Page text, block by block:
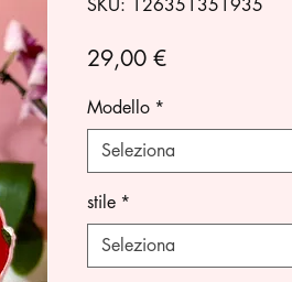
SKU: 126351351935
29,00 €Prezzo
Modello *
Seleziona
stile *
Seleziona